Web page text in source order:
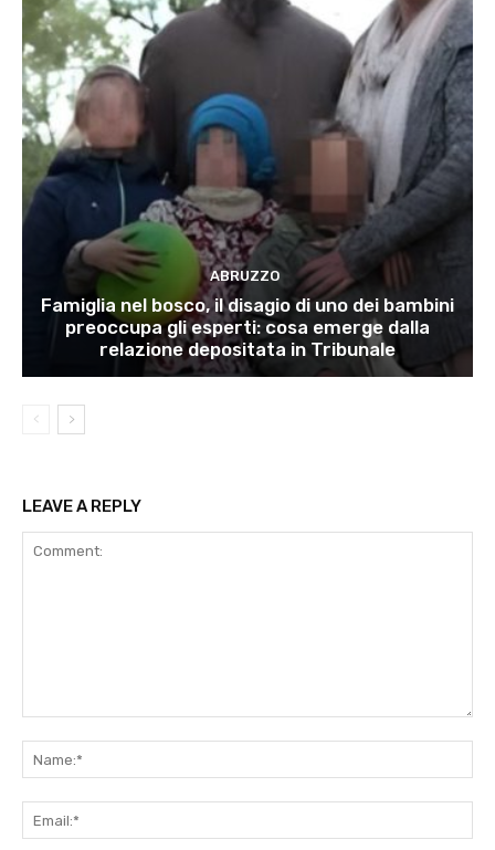
ABRUZZO
Famiglia nel bosco, il disagio di uno dei bambini
preoccupa gli esperti: cosa emerge dalla
relazione depositata in Tribunale
LEAVE A REPLY